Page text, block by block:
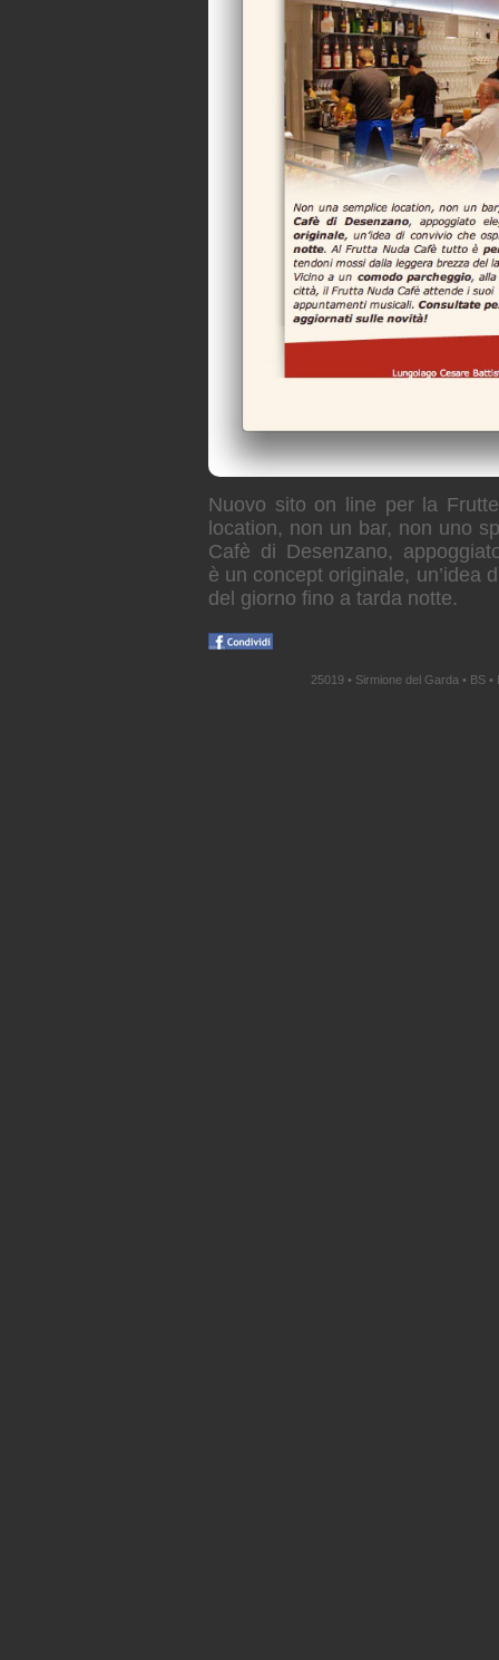
Nuovo sito on line per la
location, non un bar, non uno
Cafè di Desenzano,
è un concept originale, un’idea
del giorno fino a tarda notte.
25019 • Sirmione del Garda • BS